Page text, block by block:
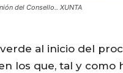
del Consello.. XUNTA
al inicio del
los que, tal y como